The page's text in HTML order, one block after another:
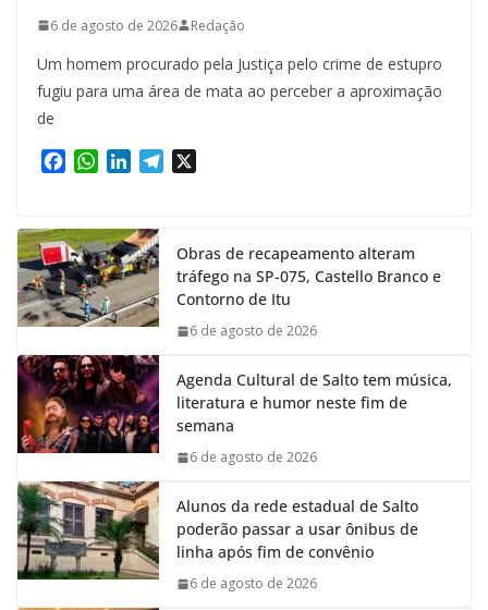
6 de agosto de 2026 Redação
Um homem procurado pela Justiça pelo crime de estupro
fugiu para uma área de mata ao perceber a aproximação
de
e
b
o
o
k
W
t
s
A
p
p
k
e
d
I
n
m
Obras de recapeamento alteram
tráfego na SP-075, Castello Branco e
Contorno de Itu
6 de agosto de 2026
Agenda Cultural de Salto tem música,
literatura e humor neste fim de
semana
6 de agosto de 2026
Alunos da rede estadual de Salto
poderão passar a usar ônibus de
linha após fim de convênio
6 de agosto de 2026